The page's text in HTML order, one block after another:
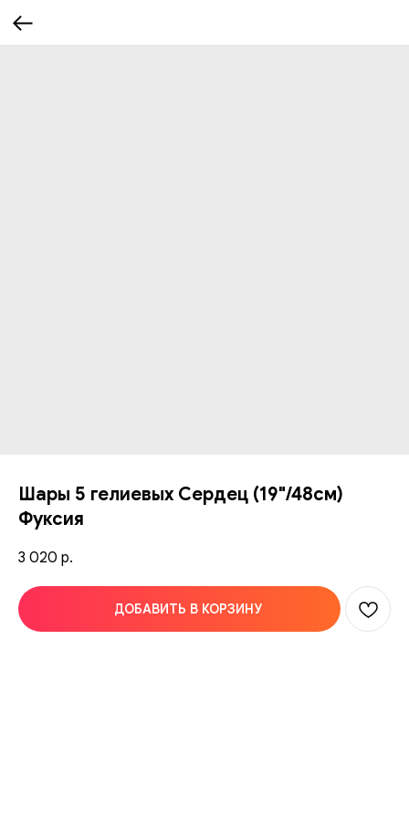
Шары 5 гелиевых Сердец (19"/48см)
Фуксия
3 020 р.
ДОБАВИТЬ В КОРЗИНУ